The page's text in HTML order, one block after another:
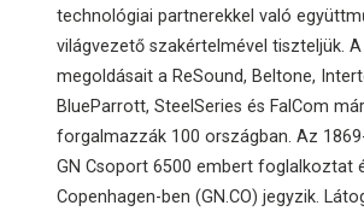
technológiai partnerekkel való
világvezető szakértelmével tiszteljük. A
megoldásait a ReSound, Beltone,
BlueParrott, SteelSeries és FalCom
forgalmazzák 100 országban. Az
GN Csoport 6500 embert foglalkoztat
Copenhagen-ben (GN.CO) jegyzik.